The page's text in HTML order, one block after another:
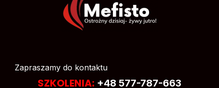
Zapraszamy do kontaktu
SZKOLENIA: +48 577-787-663